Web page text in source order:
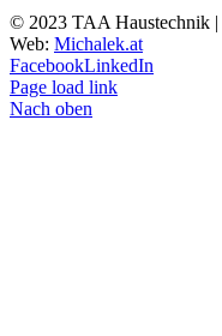
© 2023 TAA Haustechnik |
Web: Michalek.at
FacebookLinkedIn
Page load link
Nach oben